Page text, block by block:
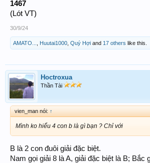
1467
(Lót VT)
30/9/24
AMATO... Huutai1000 Quý Hợi and 17 others like this.
Hoctroxua
Thần Tài
vien_man nói: ↑
Mình ko hiểu 4 con b là gì bạn ? Chỉ với
B là 2 con đuôi giải đặc biệt.
Nam gọi giải 8 là A, giải đặc biệt là B; Bắc